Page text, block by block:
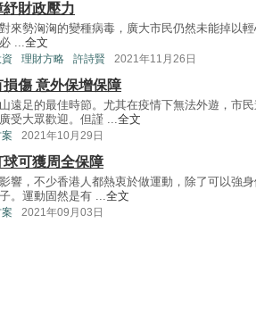
財政壓力
來勢洶洶的變種病毒，廣大市民仍然未能掉以
...全文
理財方略 許詩賢 2021年11月26日
傷 意外保增保障
遠足的最佳時節。尤其在疫情下無法外遊，市
受大眾歡迎。但謹 ...全文
2021年10月29日
可獲周全保障
響，不少香港人都熱衷於做運動，除了可以強
。運動固然是有 ...全文
2021年09月03日